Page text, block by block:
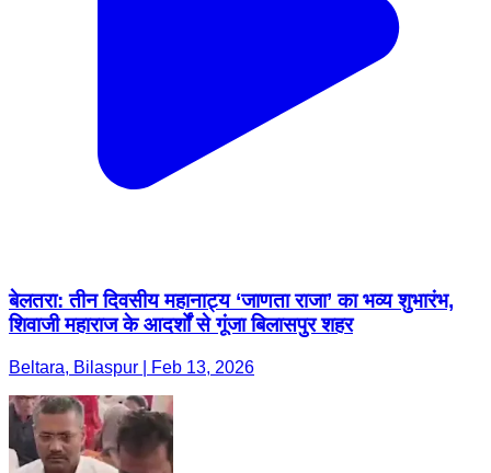
बेलतरा: तीन दिवसीय महानाट्य ‘जाणता राजा’ का भव्य शुभारंभ,
शिवाजी महाराज के आदर्शों से गूंजा बिलासपुर शहर
Beltara, Bilaspur | Feb 13, 2026